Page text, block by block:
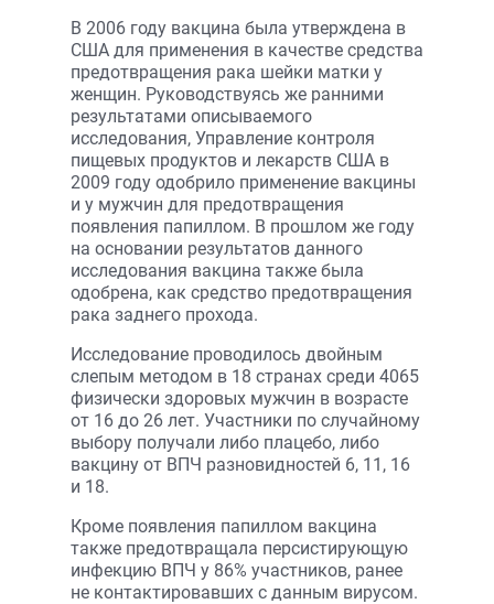
В 2006 году вакцина была утверждена в
США для применения в качестве средства
предотвращения рака шейки матки у
женщин. Руководствуясь же ранними
результатами описываемого
исследования, Управление контроля
пищевых продуктов и лекарств США в
2009 году одобрило применение вакцины
и у мужчин для предотвращения
появления папиллом. В прошлом же году
на основании результатов данного
исследования вакцина также была
одобрена, как средство предотвращения
рака заднего прохода.
Исследование проводилось двойным
слепым методом в 18 странах среди 4065
физически здоровых мужчин в возрасте
от 16 до 26 лет. Участники по случайному
выбору получали либо плацебо, либо
вакцину от ВПЧ разновидностей 6, 11, 16
и 18.
Кроме появления папиллом вакцина
также предотвращала персистирующую
инфекцию ВПЧ у 86% участников, ранее
не контактировавших с данным вирусом.